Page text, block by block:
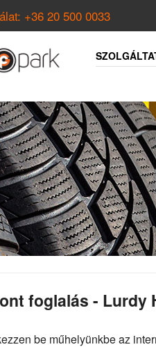
+36 20 500 0033
foglalás - Lurdy
be műhelyünkbe az